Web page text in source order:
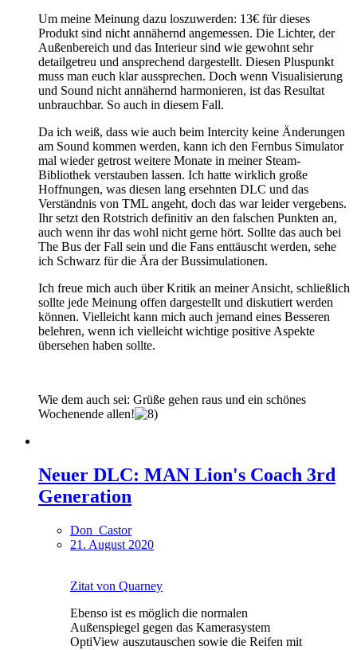
Um meine Meinung dazu loszuwerden: 13€ für dieses
Produkt sind nicht annähernd angemessen. Die Lichter, der
Außenbereich und das Interieur sind wie gewohnt sehr
detailgetreu und ansprechend dargestellt. Diesen Pluspunkt
muss man euch klar aussprechen. Doch wenn Visualisierung
und Sound nicht annähernd harmonieren, ist das Resultat
unbrauchbar. So auch in diesem Fall.
Da ich weiß, dass wie auch beim Intercity keine Änderungen
am Sound kommen werden, kann ich den Fernbus Simulator
mal wieder getrost weitere Monate in meiner Steam-
Bibliothek verstauben lassen. Ich hatte wirklich große
Hoffnungen, was diesen lang ersehnten DLC und das
Verständnis von TML angeht, doch das war leider vergebens.
Ihr setzt den Rotstrich definitiv an den falschen Punkten an,
auch wenn ihr das wohl nicht gerne hört. Sollte das auch bei
The Bus der Fall sein und die Fans enttäuscht werden, sehe
ich Schwarz für die Ära der Bussimulationen.
Ich freue mich auch über Kritik an meiner Ansicht, schließlich
sollte jede Meinung offen dargestellt und diskutiert werden
können. Vielleicht kann mich auch jemand eines Besseren
belehren, wenn ich vielleicht wichtige positive Aspekte
übersehen haben sollte.
Wie dem auch sei: Grüße gehen raus und ein schönes
Wochenende allen!
Neuer DLC: MAN Lion's Coach 3rd
Generation
Don_Castor
21. August 2020
Zitat von Quarney
Ebenso ist es möglich die normalen
Außenspiegel gegen das Kamerasystem
OptiView auszutauschen sowie die Reifen mit